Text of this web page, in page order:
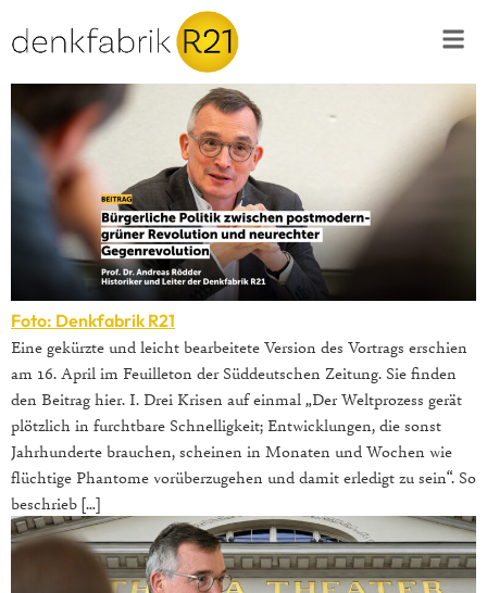
Foto: Denkfabrik R21
Eine gekürzte und leicht bearbeitete Version des Vortrags erschien
am 16. April im Feuilleton der Süddeutschen Zeitung. Sie finden
den Beitrag hier. I. Drei Krisen auf einmal „Der Weltprozess gerät
plötzlich in furchtbare Schnelligkeit; Entwicklungen, die sonst
Jahrhunderte brauchen, scheinen in Monaten und Wochen wie
flüchtige Phantome vorüberzugehen und damit erledigt zu sein“. So
beschrieb […]